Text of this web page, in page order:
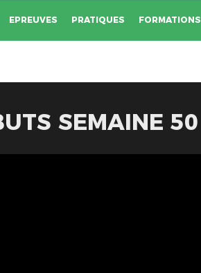
EPREUVES PRATIQUES FORMATIONS
SEMAINE 50